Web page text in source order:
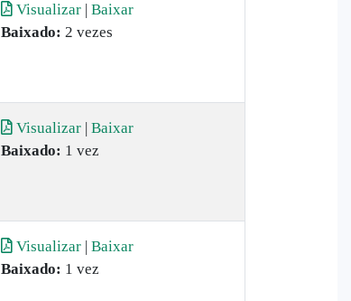
Visualizar | Baixar
Baixado: 2 vezes
Visualizar | Baixar
Baixado: 1 vez
Visualizar | Baixar
Baixado: 1 vez